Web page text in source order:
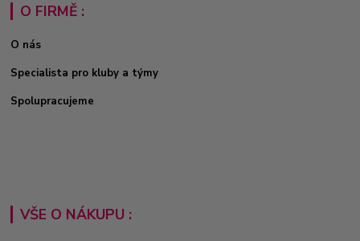
O FIRMĚ :
O nás
Specialista pro kluby a týmy
Spolupracujeme
VŠE O NÁKUPU :